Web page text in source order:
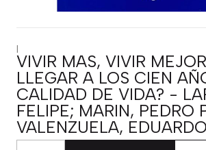
|
VIVIR MAS, VIVIR
LLEGAR A LOS CIEN
CALIDAD DE VIDA? -
FELIPE; MARIN, PEDRO
VALENZUELA, EDUARDO